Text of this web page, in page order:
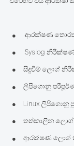
• ආරක්ෂණ
• Syslog
• සිදුවීම් ලොග්
• ලිපිගොනු
• Linux
• තත්කාලීන
• ආරක්ෂණ ලොග්